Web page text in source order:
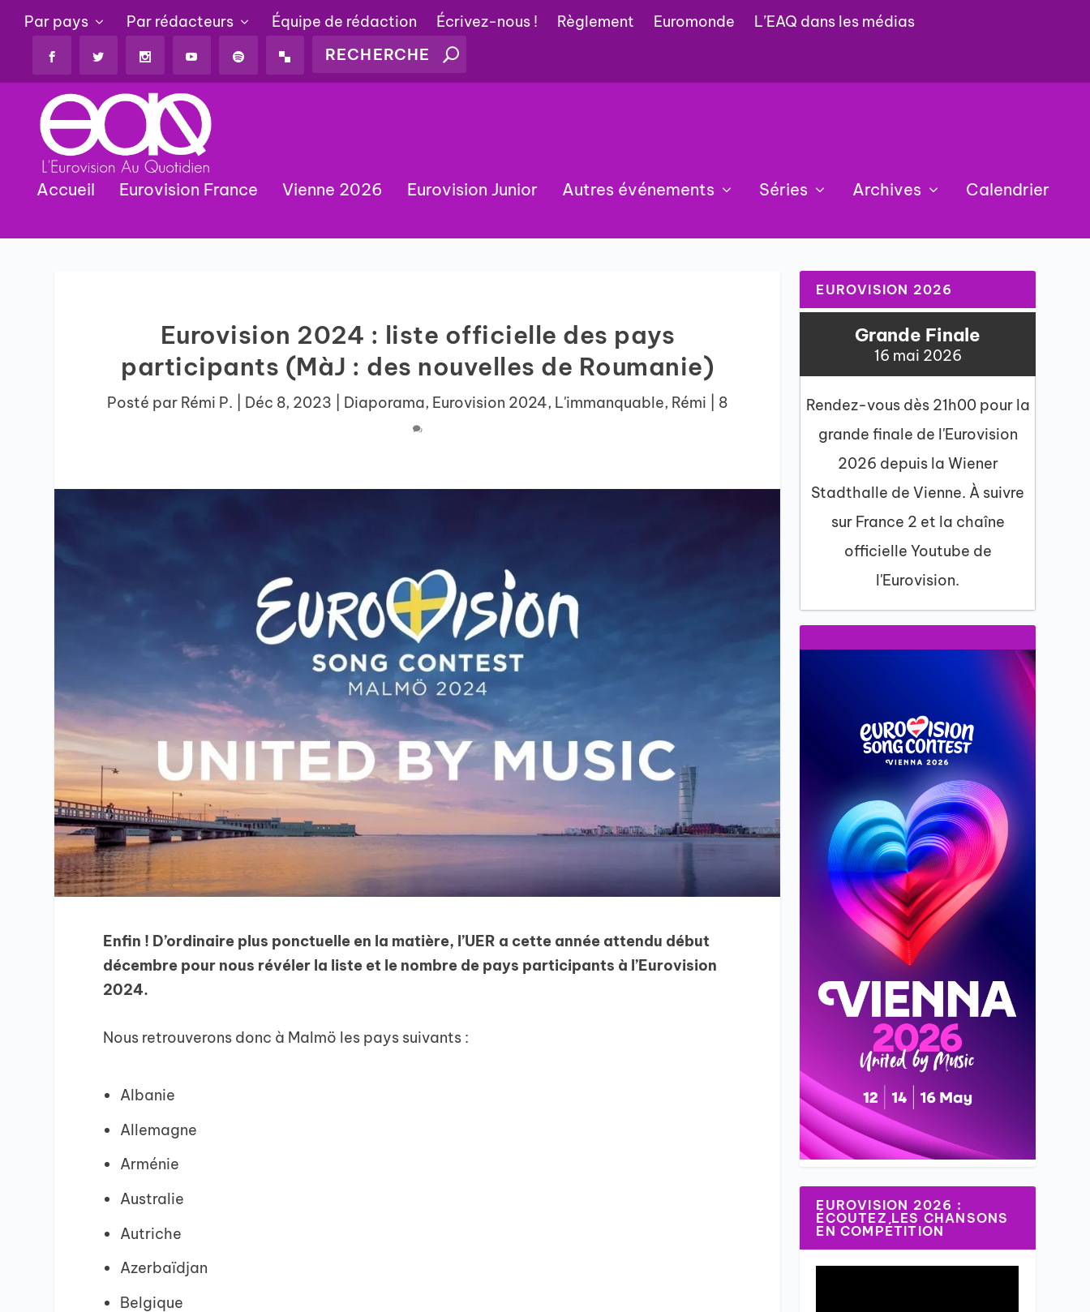
Par pays Par rédacteurs Équipe de rédaction Écrivez-nous ! Règlement Euromonde L’EAQ dans les médias
Accueil Eurovision France Vienne 2026 Eurovision Junior Autres événements Séries Archives Calendrier
Eurovision 2024 : liste officielle des pays
participants (MàJ : des nouvelles de Roumanie)
Posté par Rémi P. Déc 8, 2023 Diaporama, Eurovision 2024, L'immanquable, Rémi 8
Enfin ! D’ordinaire plus ponctuelle en la matière, l’UER a cette année attendu début
décembre pour nous révéler la liste et le nombre de pays participants à l’Eurovision
2024.
Nous retrouverons donc à Malmö les pays suivants :
Albanie
Allemagne
Arménie
Australie
Autriche
Azerbaïdjan
Belgique
EUROVISION 2026
Grande Finale
16 mai 2026
Rendez-vous dès 21h00 pour la
grande finale de l'Eurovision
2026 depuis la Wiener
Stadthalle de Vienne. À suivre
sur France 2 et la chaîne
officielle Youtube de
l'Eurovision.
EUROVISION 2026 :
ÉCOUTEZ LES CHANSONS
EN COMPÉTITION